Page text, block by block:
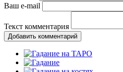
Ваш e-mail
Текст комментария
Добавить комментарий